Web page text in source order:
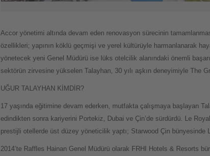
Accor yönetimi altında devam eden renovasyon sürecinin
özellikleri; yapının köklü geçmişi ve yerel kültürüyle harmanlanarak
yönetecek yeni Genel Müdürü ise lüks otelcilik alanındaki önemli
sektörün zirvesine yükselen Talayhan, 30 yılı aşkın deneyimiyle The
UĞUR TALAYHAN KİMDİR?
17 yaşında eğitimine devam ederken, mutfakta çalışmaya başlayan
edindikten sonra kariyerini Portekiz, Dubai ve Çin’de sürdürdü. Le
prestijli otellerde üst düzey yöneticilik yaptı; Starwood Çin
2014’te Raffles Hainan Genel Müdürü olarak FRHI Hotels & Resorts